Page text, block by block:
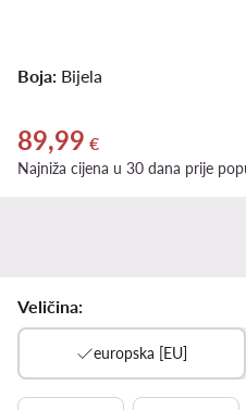
Boja: Bijela
Trenutna cijena 89,99 €
89,99 €
Najniža cijena u 30 dana prije
Veličina:
europska [EU]